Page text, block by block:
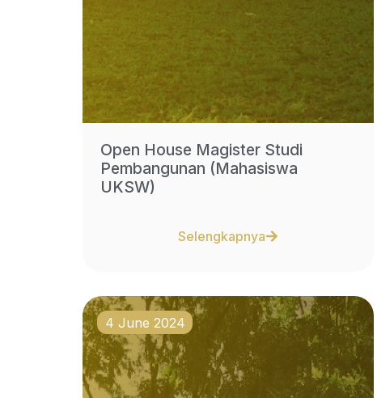
Selengkapnya
Open House Magister Studi
Pembangunan (Mahasiswa
UKSW)
4 June 2024